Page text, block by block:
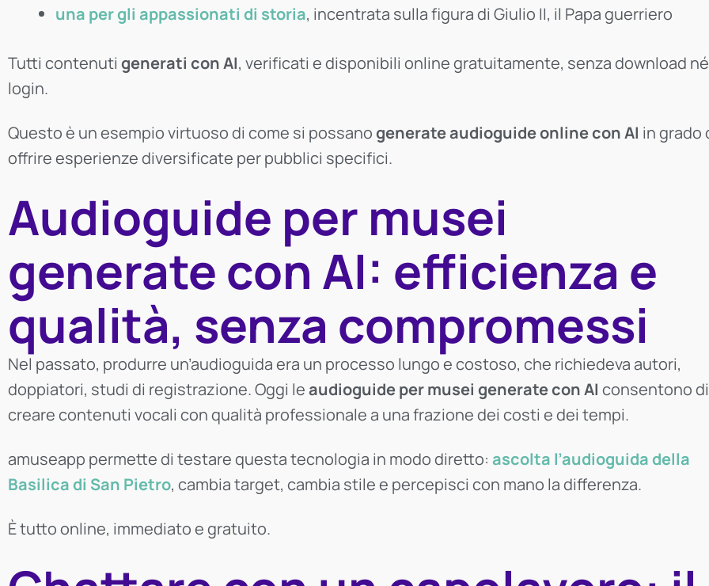
una per gli appassionati di storia, incentrata sulla figura di Giulio II, il Papa guerriero
Tutti contenuti generati con AI, verificati e disponibili online gratuitamente, senza download né
login.
Questo è un esempio virtuoso di come si possanogenerate audioguide online con AI in grado
offrire esperienze diversificate per pubblici specifici.
Audioguide per musei
generate con AI: efficienza e
qualità, senza compromessi
Nel passato, produrre un’audioguida era un processo lungo e costoso, che richiedeva autori,
doppiatori, studi di registrazione. Oggi leaudioguide per musei generate con AI consentono di
creare contenuti vocali con qualità professionale a una frazione dei costi e dei tempi.
amuseapp permette di testare questa tecnologia in modo diretto: ascolta l’audioguida della
Basilica di San Pietro, cambia target, cambia stile e percepisci con mano la differenza.
È tutto online, immediato e gratuito.